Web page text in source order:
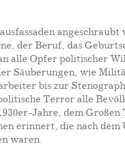
angeschraubt
der Beruf, das
alle Opfer politischer
Säuberungen, wie
bis zur
Terror alle
Jahre, dem
erinnert, die nach
waren.